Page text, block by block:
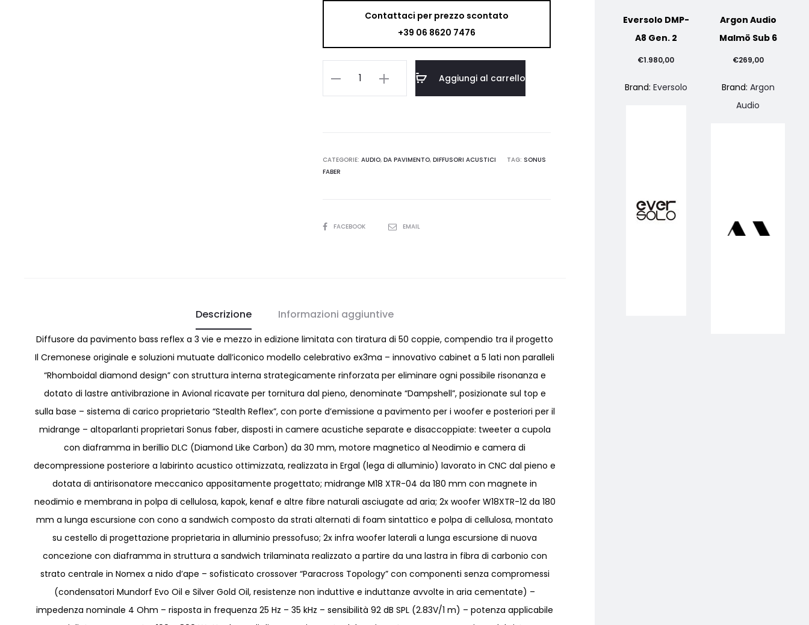
Contattaci per prezzo scontato
+39 06 8620 7476
RED
VIOLIN
Aggiungi al carrello
CATEGORIE:AUDIO,DA PAVIMENTO,DIFFUSORI ACUSTICI TAG: SONUS
FABER
SHAREFACEBOOK EMAIL
Descrizione Informazioni aggiuntive
Diffusore da pavimento bass reflex a 3 vie e mezzo in edizione limitata con tiratura di 50 coppie, compendio tra il progetto
Il Cremonese originale e soluzioni mutuate dall’iconico modello celebrativo ex3ma – innovativo cabinet a 5 lati non paralleli
“Rhomboidal diamond design” con struttura interna strategicamente rinforzata per eliminare ogni possibile risonanza e
dotato di lastre antivibrazione in Avional ricavate per tornitura dal pieno, denominate “Dampshell”, posizionate sul top e
sulla base – sistema di carico proprietario “Stealth Reflex”, con porte d’emissione a pavimento per i woofer e posteriori per il
midrange – altoparlanti proprietari Sonus faber, disposti in camere acustiche separate e disaccoppiate: tweeter a cupola
con diaframma in berillio DLC (Diamond Like Carbon) da 30 mm, motore magnetico al Neodimio e camera di
decompressione posteriore a labirinto acustico ottimizzata, realizzata in Ergal (lega di alluminio) lavorato in CNC dal pieno e
dotata di antirisonatore meccanico appositamente progettato; midrange M18 XTR-04 da 180 mm con magnete in
neodimio e membrana in polpa di cellulosa, kapok, kenaf e altre fibre naturali asciugate ad aria; 2x woofer W18XTR-12 da 180
mm a lunga escursione con cono a sandwich composto da strati alternati di foam sintattico e polpa di cellulosa, montato
su cestello di progettazione proprietaria in alluminio pressofuso; 2x infra woofer laterali a lunga escursione di nuova
concezione con diaframma in struttura a sandwich trilaminata realizzato a partire da una lastra in fibra di carbonio con
strato centrale in Nomex a nido d’ape – sofisticato crossover “Paracross Topology” con componenti senza compromessi
(condensatori Mundorf Evo Oil e Silver Gold Oil, resistenze non induttive e induttanze avvolte in aria cementate) –
impedenza nominale 4 Ohm – risposta in frequenza 25 Hz – 35 kHz – sensibilità 92 dB SPL (2.83V/1 m) – potenza applicabile
Eversolo DMP-
A8 Gen. 2
€1.980,00
Brand: Eversolo
Argon Audio
Malmö Sub 6
€269,00
Brand: Argon
Audio